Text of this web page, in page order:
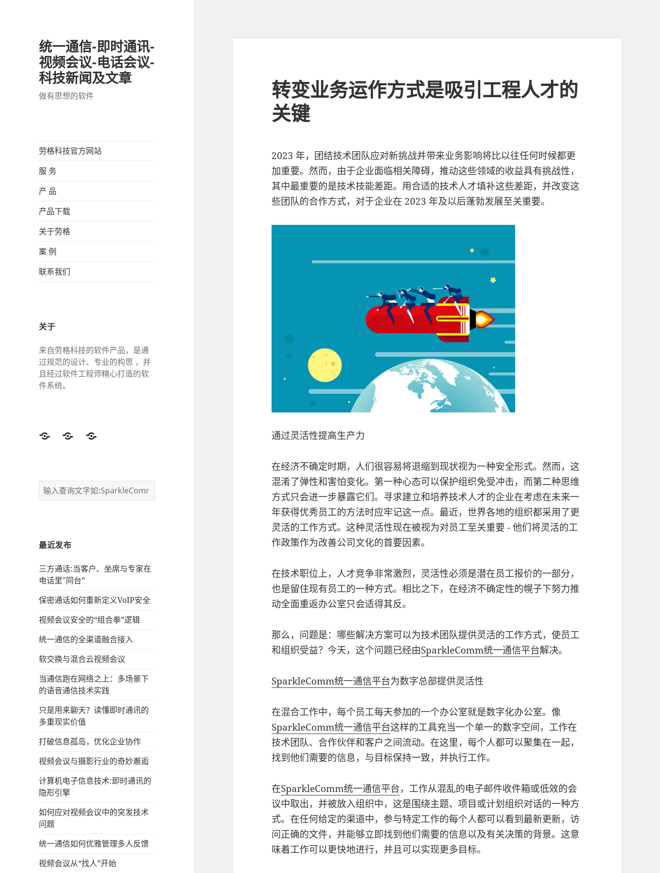
统一通信-即时通讯-
视频会议-电话会议-
科技新闻及文章
做有思想的软件
劳格科技官方网站
服 务
产 品
产品下载
关于劳格
案 例
联系我们
关于
来自劳格科技的软件产品，是通
过规范的设计、专业的构思 ，并
且经过软件工程师精心打造的软
件系统。
TwitterFacebookGoogle
最近发布
三方通话:当客户、坐席与专家在
电话里"同台”
保密通话如何重新定义VoIP安全
视频会议安全的“组合拳”逻辑
统一通信的‌全渠道融合接入
软交换与混合云视频会议
当通信跑在网络之上：多场景下
的语音通信技术实践
只是用来聊天？读懂即时通讯的
多重现实价值
打破信息孤岛，优化企业协作
视频会议与摄影行业的奇妙邂逅
计算机电子信息技术:即时通讯的
隐形引擎
如何应对视频会议中的突发技术
问题
统一通信如何优雅管理多人反馈
视频会议从“找人”开始
转变业务运作方式是吸引工程人才的
关键
2023 年，团结技术团队应对新挑战并带来业务影响将比以往任何时候都更
加重要。然而，由于企业面临相关障碍，推动这些领域的收益具有挑战性，
其中最重要的是技术技能差距。用合适的技术人才填补这些差距，并改变这
些团队的合作方式，对于企业在 2023 年及以后蓬勃发展至关重要。
通过灵活性提高生产力
在经济不确定时期，人们很容易将退缩到现状视为一种安全形式。然而，这
混淆了弹性和害怕变化。第一种心态可以保护组织免受冲击，而第二种思维
方式只会进一步暴露它们。寻求建立和培养技术人才的企业在考虑在未来一
年获得优秀员工的方法时应牢记这一点。最近，世界各地的组织都采用了更
灵活的工作方式。这种灵活性现在被视为对员工至关重要 - 他们将灵活的工
作政策作为改善公司文化的首要因素。
在技术职位上，人才竞争非常激烈，灵活性必须是潜在员工报价的一部分，
也是留住现有员工的一种方式。相比之下，在经济不确定性的幌子下努力推
动全面重返办公室只会适得其反。
那么，问题是：哪些解决方案可以为技术团队提供灵活的工作方式，使员工
和组织受益？今天，这个问题已经由SparkleComm统一通信平台解决。
SparkleComm统一通信平台为数字总部提供灵活性
在混合工作中，每个员工每天参加的一个办公室就是数字化办公室。像
SparkleComm统一通信平台这样的工具充当一个单一的数字空间，工作在
技术团队、合作伙伴和客户之间流动。在这里，每个人都可以聚集在一起，
找到他们需要的信息，与目标保持一致，并执行工作。
在SparkleComm统一通信平台，工作从混乱的电子邮件收件箱或低效的会
议中取出，并被放入组织中，这是围绕主题、项目或计划组织对话的一种方
式。在任何给定的渠道中，参与特定工作的每个人都可以看到最新更新，访
问正确的文件，并能够立即找到他们需要的信息以及有关决策的背景。这意
味着工作可以更快地进行，并且可以实现更多目标。